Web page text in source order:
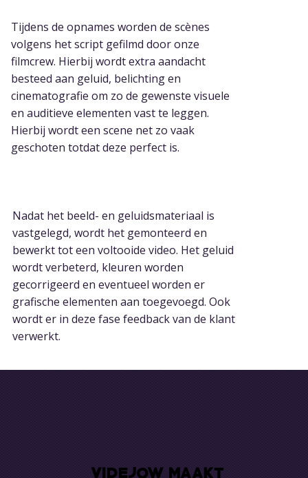
Tijdens de opnames worden de scènes
volgens het script gefilmd door onze
filmcrew. Hierbij wordt extra aandacht
besteed aan geluid, belichting en
cinematografie om zo de gewenste visuele
en auditieve elementen vast te leggen.
Hierbij wordt een scene net zo vaak
geschoten totdat deze perfect is.
Nadat het beeld- en geluidsmateriaal is
vastgelegd, wordt het gemonteerd en
bewerkt tot een voltooide video. Het geluid
wordt verbeterd, kleuren worden
gecorrigeerd en eventueel worden er
grafische elementen aan toegevoegd. Ook
wordt er in deze fase feedback van de klant
verwerkt.
VIDEJOW MAAKT
VIDEJOW MAAKT